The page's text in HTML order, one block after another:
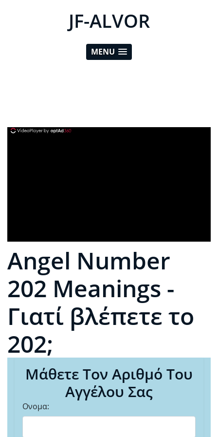
JF-ALVOR
MENU
Angel Number
202 Meanings -
Γιατί βλέπετε το
202;
Μάθετε Τον Αριθμό Του
Αγγέλου Σας
Ονομα: